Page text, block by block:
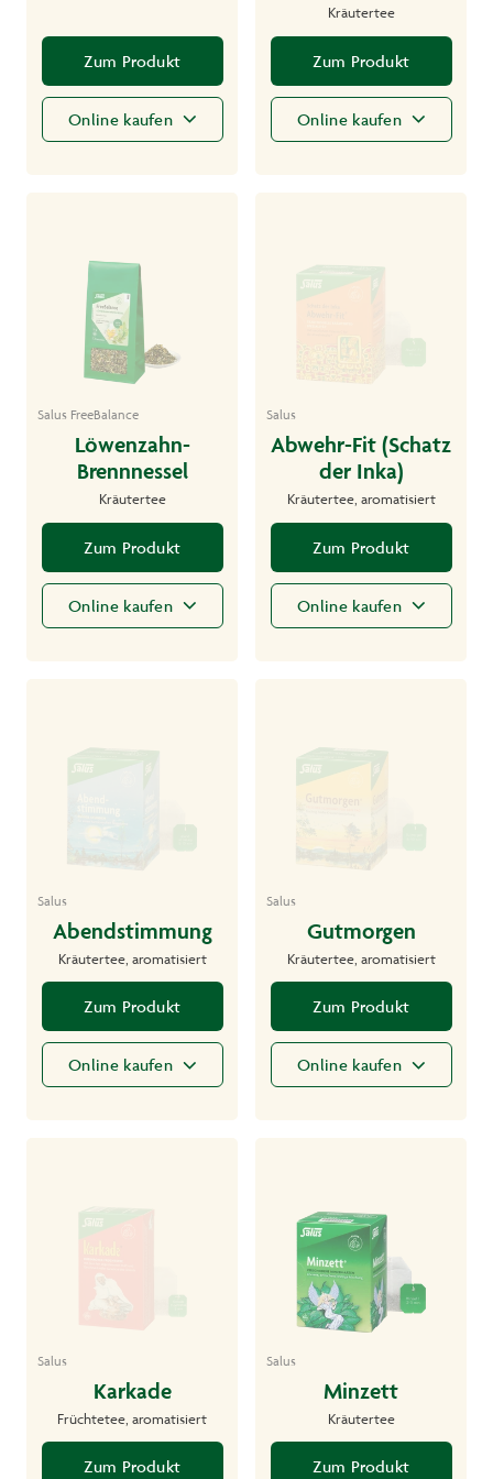
Zum Produkt
Online kaufen
Kräutertee
Zum Produkt
Online kaufen
Salus FreeBalance
Löwenzahn-
Brennnessel
Kräutertee
Zum Produkt
Online kaufen
Salus
Abwehr-Fit (Schatz
der Inka)
Kräutertee, aromatisiert
Zum Produkt
Online kaufen
Salus
Abendstimmung
Kräutertee, aromatisiert
Zum Produkt
Online kaufen
Salus
Gutmorgen
Kräutertee, aromatisiert
Zum Produkt
Online kaufen
Salus
Karkade
Früchtetee, aromatisiert
Zum Produkt
Salus
Minzett
Kräutertee
Zum Produkt